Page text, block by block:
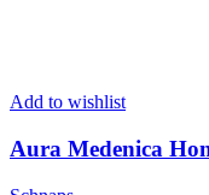
Add to wishlist
Aura Medenica